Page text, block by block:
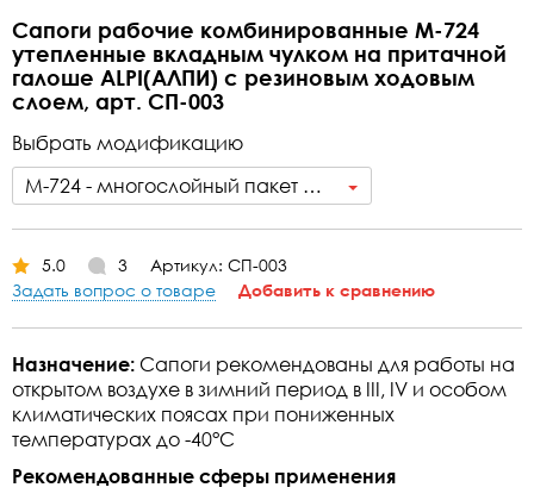
Сапоги рабочие комбинированные М-724
утепленные вкладным чулком на притачной
галоше ALPI(АЛПИ) с резиновым ходовым
слоем, арт. СП-003
Выбрать модификацию
М-724 - многослойный пакет утеплителей, галоша ALPI (АЛПИ)
5.0 3
Артикул: СП-003
Задать вопрос о товаре
Добавить к сравнению
Назначение: Сапоги рекомендованы для работы на
открытом воздухе в зимний период в III, IV и особом
климатических поясах при пониженных
температурах до -40°С
Рекомендованные сферы применения